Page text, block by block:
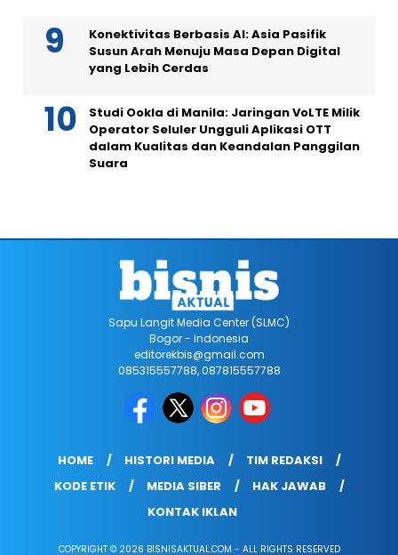
Konektivitas Berbasis AI: Asia Pasifik
Susun Arah Menuju Masa Depan Digital
yang Lebih Cerdas
Studi Ookla di Manila: Jaringan VoLTE Milik
Operator Seluler Ungguli Aplikasi OTT
dalam Kualitas dan Keandalan Panggilan
Suara
Sapu Langit Media Center (SLMC)
Bogor - Indonesia
editorekbis@gmail.com
085315557788, 087815557788
HOME HISTORI MEDIA
TIM REDAKSI
KODE ETIK
MEDIA SIBER
HAK JAWAB
KONTAK IKLAN
COPYRIGHT © 2026 BISNISAKTUAL.COM - ALL RIGHTS RESERVED